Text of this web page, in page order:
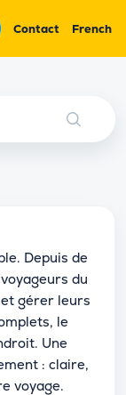
Contact French
Depuis de
du
gérer leurs
le
Une
: claire,
voyage.